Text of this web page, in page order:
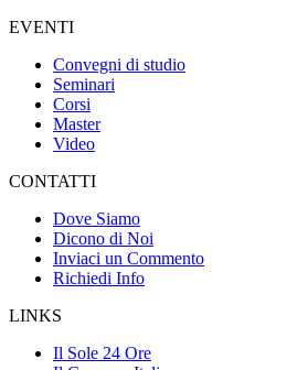
EVENTI
Convegni di studio
Seminari
Corsi
Master
Video
CONTATTI
Dove Siamo
Dicono di Noi
Inviaci un Commento
Richiedi Info
LINKS
Il Sole 24 Ore